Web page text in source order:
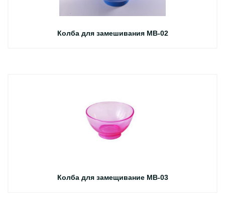
Колба для замешивания MB-02
Колба для замещивание MB-03